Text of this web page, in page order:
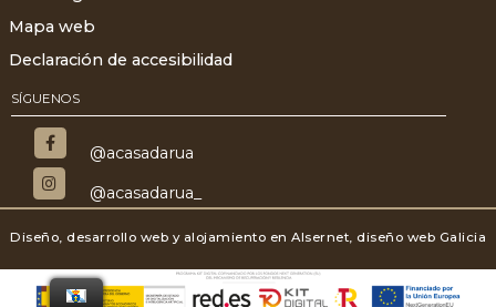
Mapa web
Declaración de accesibilidad
SÍGUENOS
@acasadarua
@acasadarua_
Diseño, desarrollo web y alojamiento en Alsernet, diseño web Galicia